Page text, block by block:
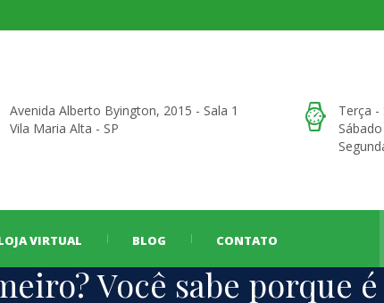
Terça -
Avenida Alberto Byington, 2015 - Sala 1
Vila Maria Alta - SP
VIRTUAL BLOG CONTATO
Você sabe porque